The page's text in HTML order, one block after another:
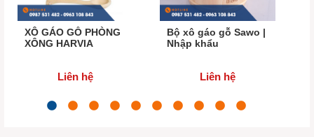
XÔ GÁO GỖ PHÒNG
XÔNG HARVIA
Liên hệ
Bộ xô gáo gỗ Sawo |
Nhập khẩu
Liên hệ